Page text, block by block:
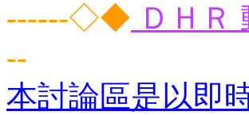
------◇◆ ＤＨＲ
--
本討論區是以即